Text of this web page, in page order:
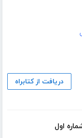
دریافت از کتابراه
اول